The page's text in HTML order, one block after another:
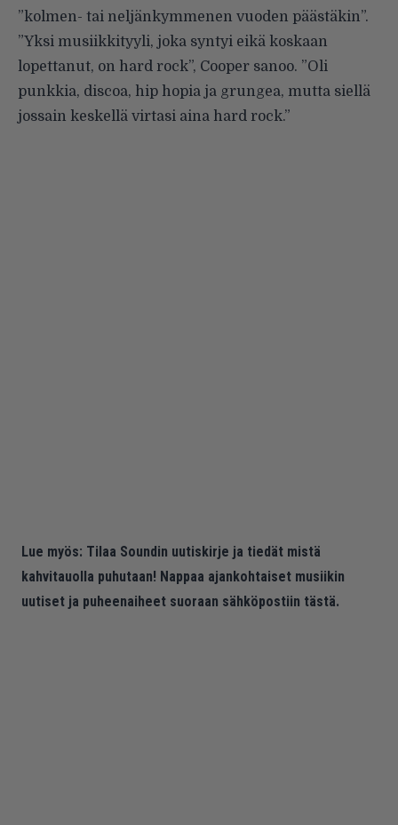
”kolmen- tai neljänkymmenen vuoden päästäkin”.
”Yksi musiikkityyli, joka syntyi eikä koskaan
lopettanut, on hard rock”, Cooper sanoo. ”Oli
punkkia, discoa, hip hopia ja grungea, mutta siellä
jossain keskellä virtasi aina hard rock.”
Lue myös: Tilaa Soundin uutiskirje ja tiedät mistä
kahvitauolla puhutaan! Nappaa ajankohtaiset musiikin
uutiset ja puheenaiheet suoraan sähköpostiin tästä.